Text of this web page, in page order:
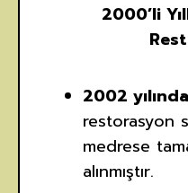
2000’li
2002 yılında
restorasyon
medrese
alınmıştır.